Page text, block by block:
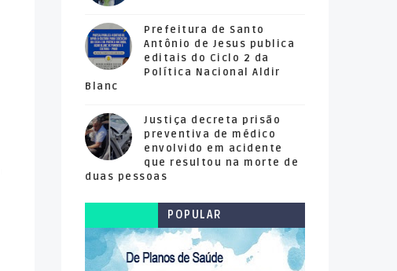
Prefeitura de Santo
Antônio de Jesus publica
editais do Ciclo 2 da
Política Nacional Aldir
Blanc
Justiça decreta prisão
preventiva de médico
envolvido em acidente
que resultou na morte de
duas pessoas
POPULAR